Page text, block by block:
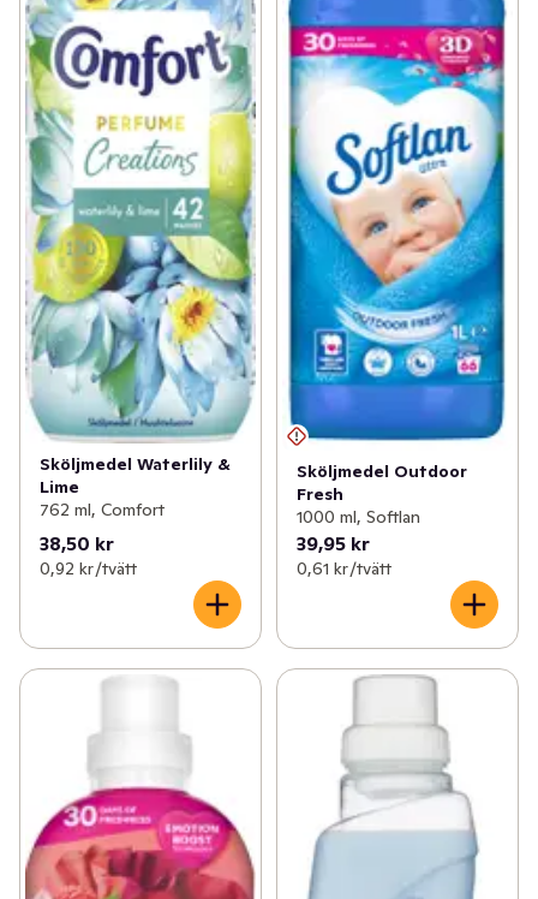
Sköljmedel Waterlily &
Lime
762 ml, Comfort
38,50 kr
0,92 kr /tvätt
Sköljmedel Outdoor
Fresh
1000 ml, Softlan
39,95 kr
0,61 kr /tvätt